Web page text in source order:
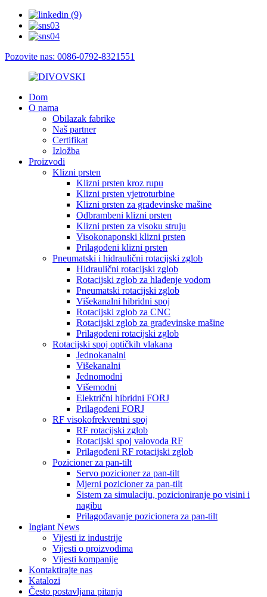
Pozovite nas: 0086-0792-8321551
Dom
O nama
Obilazak fabrike
Naš partner
Certifikat
Izložba
Proizvodi
Klizni prsten
Klizni prsten kroz rupu
Klizni prsten vjetroturbine
Klizni prsten za građevinske mašine
Odbrambeni klizni prsten
Klizni prsten za visoku struju
Visokonaponski klizni prsten
Prilagođeni klizni prsten
Pneumatski i hidraulični rotacijski zglob
Hidraulični rotacijski zglob
Rotacijski zglob za hlađenje vodom
Pneumatski rotacijski zglob
Višekanalni hibridni spoj
Rotacijski zglob za CNC
Rotacijski zglob za građevinske mašine
Prilagođeni rotacijski zglob
Rotacijski spoj optičkih vlakana
Jednokanalni
Višekanalni
Jednomodni
Višemodni
Električni hibridni FORJ
Prilagođeni FORJ
RF visokofrekventni spoj
RF rotacijski zglob
Rotacijski spoj valovoda RF
Prilagođeni RF rotacijski zglob
Pozicioner za pan-tilt
Servo pozicioner za pan-tilt
Mjerni pozicioner za pan-tilt
Sistem za simulaciju, pozicioniranje po visini i
nagibu
Prilagođavanje pozicionera za pan-tilt
Ingiant News
Vijesti iz industrije
Vijesti o proizvodima
Vijesti kompanije
Kontaktirajte nas
Katalozi
Često postavljana pitanja